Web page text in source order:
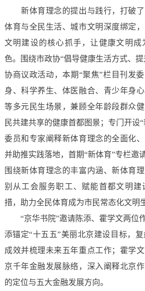
新体育理念的提出与践行，打破了
体育与全民生活、城市文明深度绑定
文明建设的核心抓手，让健康文明成
色。围绕市政协“倡导健康生活方式、
协商议政活动，本期“聚焦”栏目刊发
身、科学养生、体医融合、青少年身
等多元民生场景，兼顾全年龄段群众
民共建共享的健康首都图景；专门开设
委员和专家阐释新体育理念的全面化
并助推实践落地，首期“新体育”专栏邀
围绕新体育理念的丰富内涵、新体育
别从工会服务职工、赋能首都文明建
措，助力全民体育成为市民常态化文明
“京华书院”邀请陈添、霍学文两位
添锚定“十五五”美丽北京建设目标，
成效并梳理未来五年重点工作；霍学
京千年金融发展脉络，深入阐释北京
的定位与五大金融发展方向。